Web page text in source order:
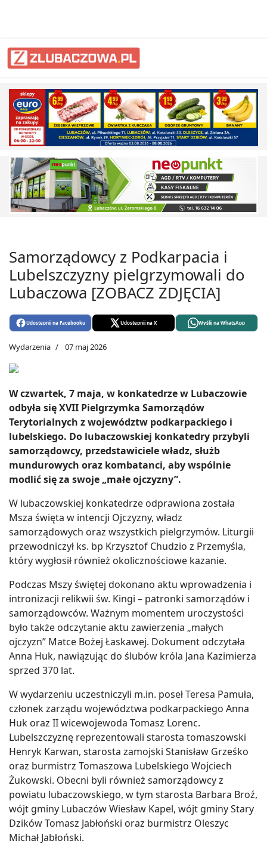
Samorządowcy z Podkarpacia i
Lubelszczyzny pielgrzymowali do
Lubaczowa [ZOBACZ ZDJĘCIA]
Udostępnij na Facebooku Udostępnij na X Wyślij na WhatsApp
Wydarzenia 07 maj 2026
W czwartek, 7 maja, w konkatedrze w Lubaczowie
odbyła się XVII Pielgrzymka Samorządów
Terytorialnych z województw podkarpackiego i
lubelskiego. Do lubaczowskiej konkatedry przybyli
samorządowcy, przedstawiciele władz, służb
mundurowych oraz kombatanci, aby wspólnie
modlić się za swoje „małe ojczyzny”.
W lubaczowskiej konkatedrze odprawiona została
Msza święta w intencji Ojczyzny, władz
samorządowych oraz wszystkich pielgrzymów. Liturgii
przewodniczył ks. bp Krzysztof Chudzio z Przemyśla,
który wygłosił również okolicznościowe kazanie.
Podczas Mszy świętej dokonano aktu wprowadzenia i
intronizacji relikwii św. Kingi – patronki samorządów i
samorządowców. Ważnym momentem uroczystości
było także odczytanie aktu zawierzenia „małych
ojczyzn” Matce Bożej Łaskawej. Dokument odczytała
Anna Huk, nawiązując do ślubów króla Jana Kazimierza
sprzed 370 lat.
W wydarzeniu uczestniczyli m.in. poseł Teresa Pamuła,
członek zarządu województwa podkarpackiego Anna
Huk oraz II wicewojewoda Tomasz Lorenc.
Lubelszczyznę reprezentowali starosta tomaszowski
Henryk Karwan, starosta zamojski Stanisław Grześko
oraz burmistrz Tomaszowa Lubelskiego Wojciech
Żukowski. Obecni byli również samorządowcy z
powiatu lubaczowskiego, w tym starosta Barbara Broź,
wójt gminy Lubaczów Wiesław Kapel, wójt gminy Stary
Dzików Tomasz Jabłoński oraz burmistrz Oleszyc
Michał Jabłoński.